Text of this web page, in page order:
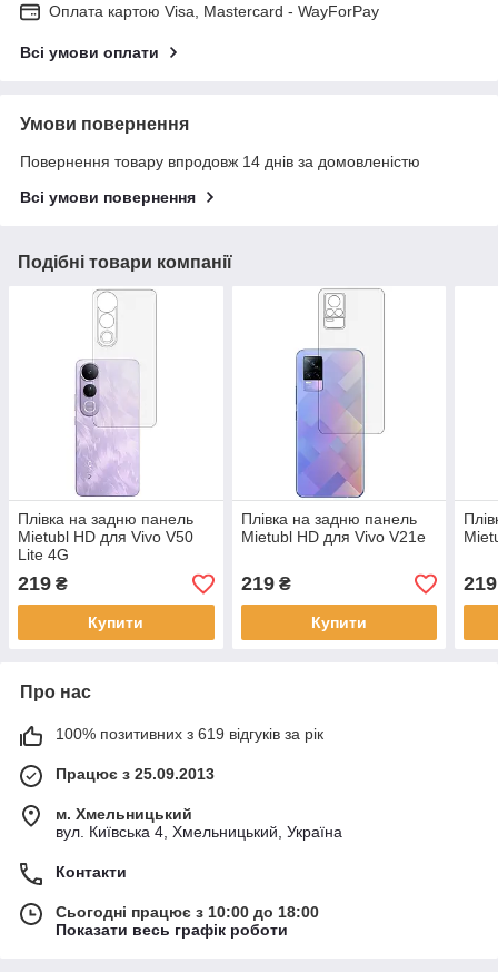
Оплата картою Visa, Mastercard - WayForPay
Всі умови оплати
Умови повернення
Повернення товару впродовж 14 днів за домовленістю
Всі умови повернення
Подібні товари компанії
Плівка на задню панель
Mietubl HD для Vivo V50
Lite 4G
219 ₴
Купити
Плівка на задню панель
Mietubl HD для Vivo V21e
219₴
Купити
219
Про нас
100% позитивних з 619 відгуків за рік
Працює з 25.09.2013
м. Хмельницький
вул. Київська 4, Хмельницький, Україна
Контакти
Сьогодні працює з 10:00 до 18:00
Показати весь графік роботи